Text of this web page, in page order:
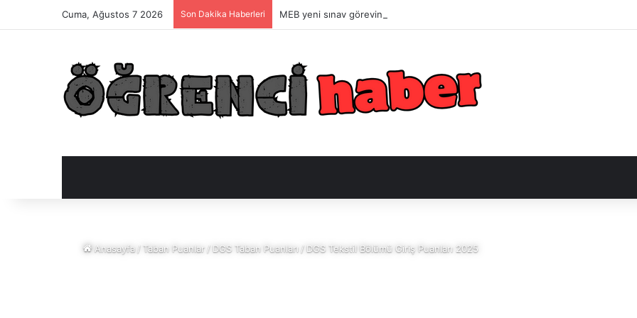
Cuma, Ağustos 7 2026 Son Dakika Haberleri MEB yeni sınav görevine başvurular
Anasayfa/ Taban Puanlar /DGS Taban Puanları/DGS Tekstil Bölümü Giriş Puanları 2025